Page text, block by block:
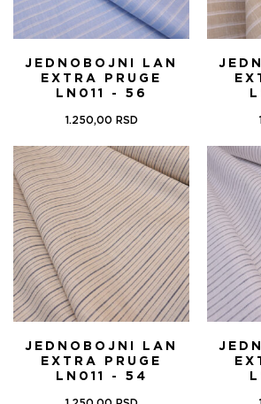
JEDNOBOJNI LAN
EXTRA PRUGE
LN011 - 56
1.250,00 RSD
JEDNOBOJNI LAN
EXTRA PRUGE
LN011 - 54